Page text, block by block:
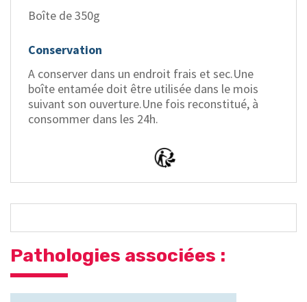
Boîte de 350g
Conservation
A conserver dans un endroit frais et sec.Une
boîte entamée doit être utilisée dans le mois
suivant son ouverture.Une fois reconstitué, à
consommer dans les 24h.
Pathologies associées :